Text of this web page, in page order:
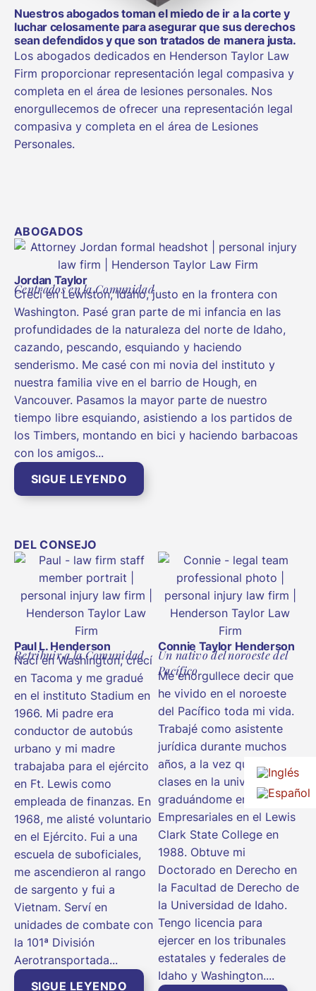
Nuestros abogados toman el miedo de ir a la corte y
luchar celosamente para asegurar que sus derechos
sean defendidos y que son tratados de manera justa.
Los abogados dedicados en Henderson Taylor Law
Firm proporcionar representación legal compasiva y
completa en el área de lesiones personales. Nos
enorgullecemos de ofrecer una representación legal
compasiva y completa en el área de Lesiones
Personales.
ABOGADOS
Jordan Taylor
Centrados en la Comunidad
Crecí en Lewiston, Idaho, justo en la frontera con
Washington. Pasé gran parte de mi infancia en las
profundidades de la naturaleza del norte de Idaho,
cazando, pescando, esquiando y haciendo
senderismo. Me casé con mi novia del instituto y
nuestra familia vive en el barrio de Hough, en
Vancouver. Pasamos la mayor parte de nuestro
tiempo libre esquiando, asistiendo a los partidos de
los Timbers, montando en bici y haciendo barbacoas
con los amigos...
SIGUE LEYENDO
DEL CONSEJO
Paul L. Henderson
Retribuir a la Comunidad
Nací en Washington, crecí
en Tacoma y me gradué
en el instituto Stadium en
1966. Mi padre era
conductor de autobús
urbano y mi madre
trabajaba para el ejército
en Ft. Lewis como
empleada de finanzas. En
1968, me alisté voluntario
en el Ejército. Fui a una
escuela de suboficiales,
me ascendieron al rango
de sargento y fui a
Vietnam. Serví en
unidades de combate con
la 101ª División
Aerotransportada...
SIGUE LEYENDO
Connie Taylor Henderson
Un nativo del noroeste del
Pacífico
Me enorgullece decir que
he vivido en el noroeste
del Pacífico toda mi vida.
Trabajé como asistente
jurídica durante muchos
años, a la vez que tomaba
clases en la universidad,
graduándome en
Empresariales en el Lewis
Clark State College en
1988. Obtuve mi
Doctorado en Derecho en
la Facultad de Derecho de
la Universidad de Idaho.
Tengo licencia para
ejercer en los tribunales
estatales y federales de
Idaho y Washington....